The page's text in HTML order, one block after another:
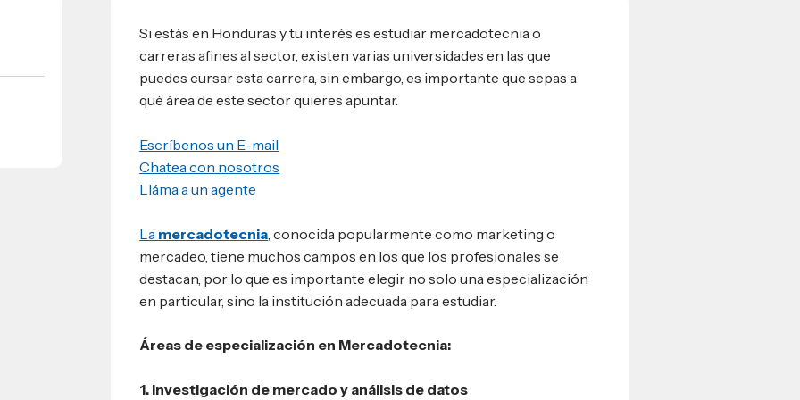
Si estás en Honduras y tu interés es estudiar mercadotecnia o
carreras afines al sector, existen varias universidades en las que
puedes cursar esta carrera, sin embargo, es importante que sepas a
qué área de este sector quieres apuntar.
Escríbenos un E-mail
Chatea con nosotros
Lláma a un agente
La mercadotecnia , conocida popularmente como marketing o
mercadeo, tiene muchos campos en los que los profesionales se
destacan, por lo que es importante elegir no solo una especialización
en particular, sino la institución adecuada para estudiar.
Áreas de especialización en Mercadotecnia:
1. Investigación de mercado y análisis de datos